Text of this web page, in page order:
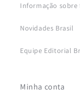
Informação sobre
Novidades Brasil
Equipe Editorial
Minha conta